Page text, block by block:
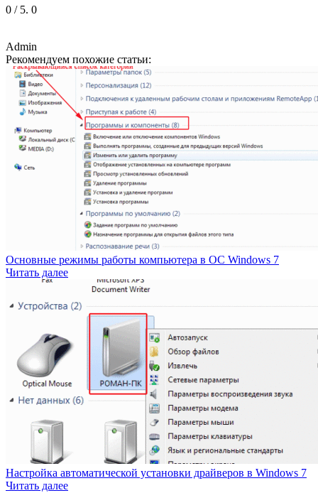
0 / 5. 0
Admin
Рекомендуем похожие статьи:
Основные режимы работы компьютера в ОС Windows 7
Читать далее
Настройка автоматической установки драйверов в Windows 7
Читать далее